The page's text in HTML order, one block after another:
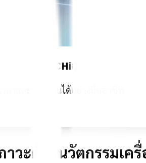
วัตกรรม CHiQ 🏠🌿🛡️🐻💙🐾
าและพลังงานได้อย่างมืออาชีพ
วะด้วยนวัตกรรมเค